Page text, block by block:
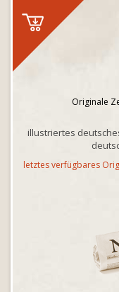
Originale
illustriertes
letztes verfügbares